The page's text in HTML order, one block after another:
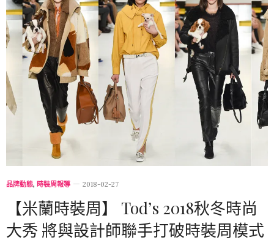
品牌動態, 時裝周報導 2018-02-27
【米蘭時裝周】 Tod’s 2018秋冬時尚
大秀 將與設計師聯手打破時裝周模式